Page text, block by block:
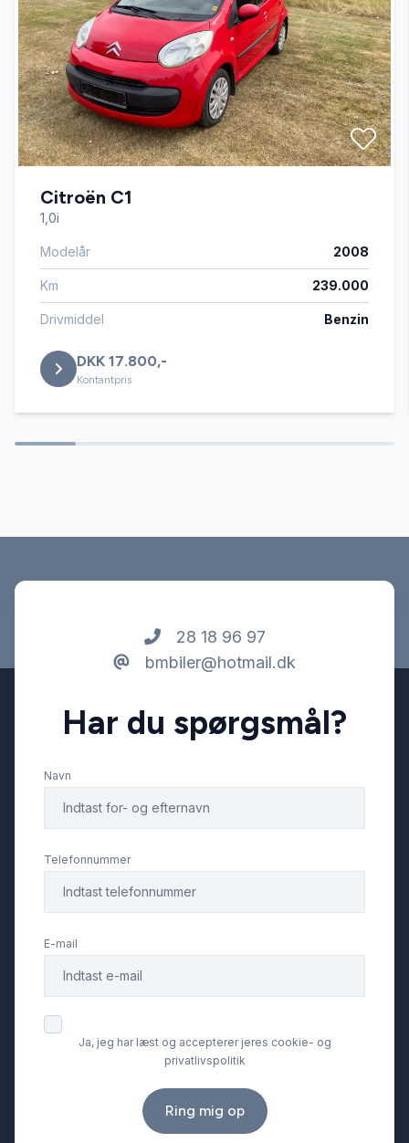
Citroën C1
1,0i
Modelår 2008
Km 239.000
Drivmiddel Benzin
DKK 17.800,-
Kontantpris
28 18 96 97
bmbiler@hotmail.dk
Har du spørgsmål?
Navn
Telefonnummer
E-mail
Ja, jeg har læst og accepterer jeres cookie- og
privatlivspolitik
Ring mig op